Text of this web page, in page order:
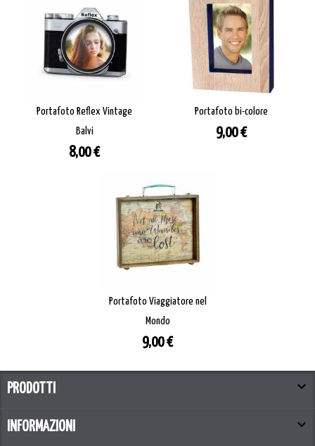
Portafoto Reflex Vintage
Balvi
Prezzo
8,00 €
Portafoto bi-colore
Prezzo
9,00 €
Portafoto Viaggiatore nel
Mondo
Prezzo
9,00 €
PRODOTTI 
INFORMAZIONI 